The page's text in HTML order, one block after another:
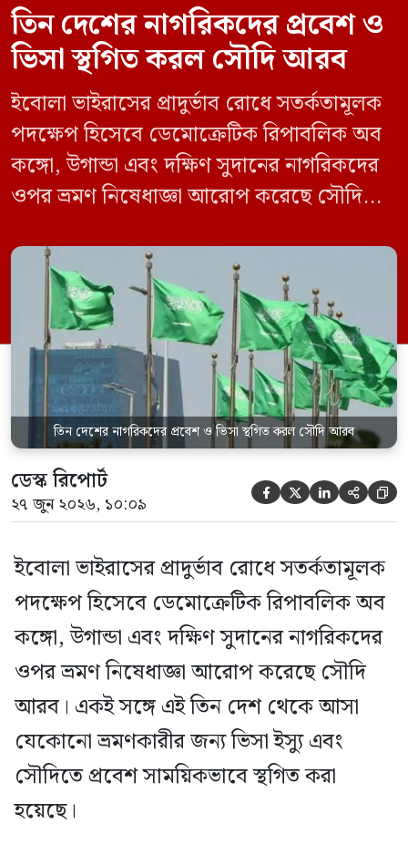
তিন দেশের নাগরিকদের প্রবেশ ও
ভিসা স্থগিত করল সৌদি আরব
ইবোলা ভাইরাসের প্রাদুর্ভাব রোধে সতর্কতামূলক
পদক্ষেপ হিসেবে ডেমোক্রেটিক রিপাবলিক অব
কঙ্গো, উগান্ডা এবং দক্ষিণ সুদানের নাগরিকদের
ওপর ভ্রমণ নিষেধাজ্ঞা আরোপ করেছে সৌদি
যেকোনো ভ্রমণকারীর জন্য ভিসা ইস্যু এবং
সৌদিতে প্রবেশ সাময়িকভাবে স্থগিত করা
হয়েছে। সৌদি প্রেস এজেন্সি (এসপিএ)
জানিয়েছে, এই নিষেধাজ্ঞা শুধুমাত্র সরাসরি ওই
তিন দেশ থেকে […]
তিন দেশের নাগরিকদের প্রবেশ ও ভিসা স্থগিত করল সৌদি আরব
ডেস্ক রিপোর্ট
২৭ জুন ২০২৬, ১০:০৯     
ইবোলা ভাইরাসের প্রাদুর্ভাব রোধে সতর্কতামূলক
পদক্ষেপ হিসেবে ডেমোক্রেটিক রিপাবলিক অব
কঙ্গো, উগান্ডা এবং দক্ষিণ সুদানের নাগরিকদের
ওপর ভ্রমণ নিষেধাজ্ঞা আরোপ করেছে সৌদি
আরব। একই সঙ্গে এই তিন দেশ থেকে আসা
যেকোনো ভ্রমণকারীর জন্য ভিসা ইস্যু এবং
সৌদিতে প্রবেশ সাময়িকভাবে স্থগিত করা
হয়েছে।